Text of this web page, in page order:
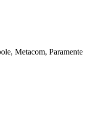
Metacom, Paramente